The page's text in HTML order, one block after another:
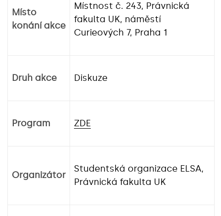
Místo
konání akce
Místnost č. 243, Právnická
fakulta UK, náměstí
Curieových 7, Praha 1
Druh akce Diskuze
Program ZDE
Organizátor
Studentská organizace ELSA,
Právnická fakulta UK